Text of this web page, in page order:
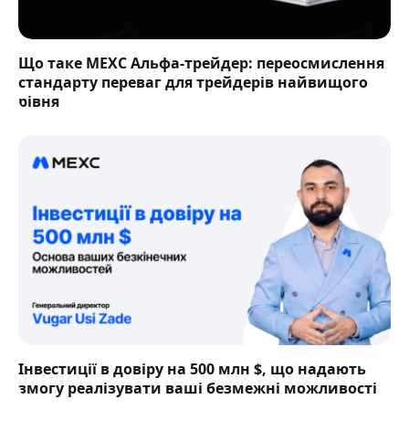
Що таке MEXC Альфа-трейдер: переосмислення
стандарту переваг для трейдерів найвищого
рівня
Інвестиції в довіру на 500 млн $, що надають
змогу реалізувати ваші безмежні можливості